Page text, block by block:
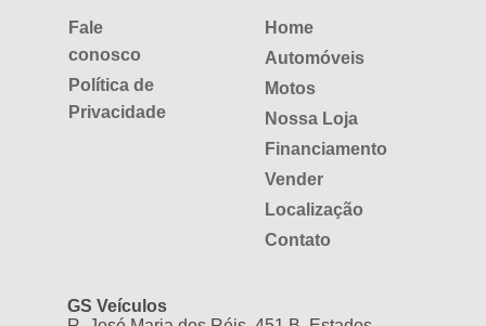
Fale
conosco
Política de
Privacidade
Home
Automóveis
Motos
Nossa Loja
Financiamento
Vender
Localização
Contato
GS Veículos